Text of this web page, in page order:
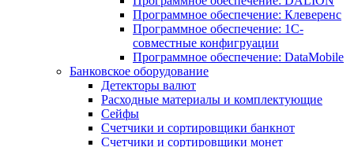
Программное обеспечение: Клеверенс
Программное обеспечение: 1С-
совместные конфигруации
Программное обеспечение: DataMobile
Банковское оборудование
Детекторы валют
Расходные материалы и комплектующие
Сейфы
Счетчики и сортировщики банкнот
Счетчики и сортировщики монет